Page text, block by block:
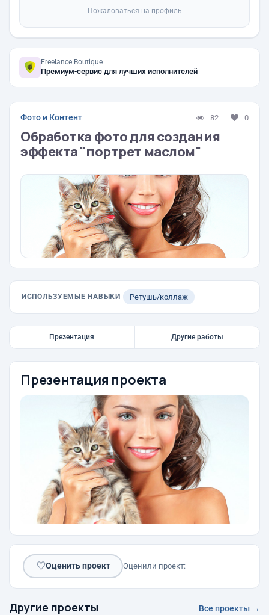
Пожаловаться на профиль
Freelance.Boutique
Премиум-сервис для лучших исполнителей
Фото и Контент 82 0
Обработка фото для создания
эффекта "портрет маслом"
ИСПОЛЬЗУЕМЫЕ НАВЫКИ Ретушь/коллаж
Презентация Другие работы
Презентация проекта
♡Оценить проект Оценили проект:
Другие проекты Все проекты →